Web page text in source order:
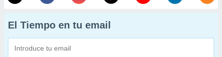
El Tiempo en tu email